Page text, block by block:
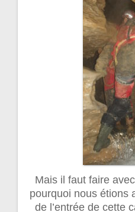
Mais il faut faire
pourquoi nous étions
de l’entrée de cette